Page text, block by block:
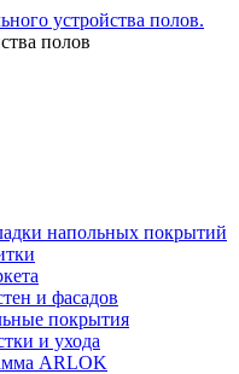
полов
напольных покрытий
и фасадов
покрытия
и ухода
ARLOK